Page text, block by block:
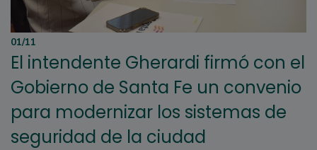
01/11
El intendente Gherardi firmó con el
Gobierno de Santa Fe un convenio
para modernizar los sistemas de
seguridad de la ciudad